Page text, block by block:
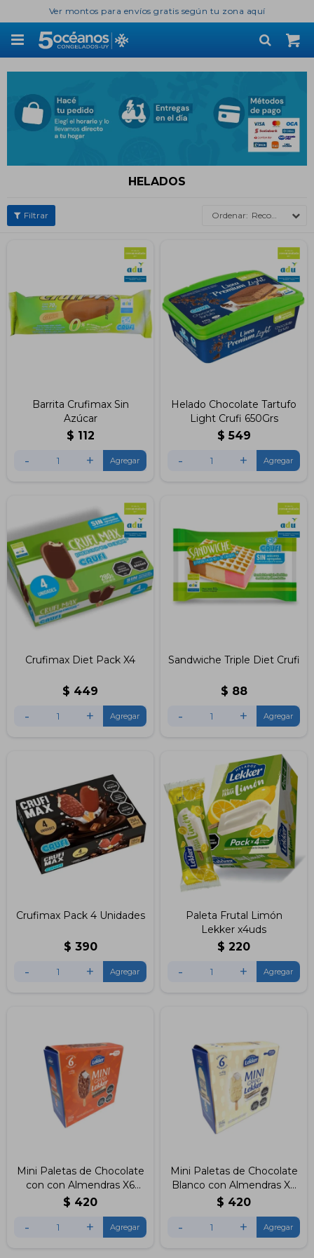
Ver montos para envíos gratis según tu zona aquí

HELADOS
Recomendados
Barrita Crufimax Sin
Azúcar
$ 112
- +
Helado Chocolate Tartufo
Light Crufi 650Grs
$ 549
- +
Crufimax Diet Pack X4
$ 449
- +
Sandwiche Triple Diet Crufi
$ 88
- +
Crufimax Pack 4 Unidades
$ 390
- +
Paleta Frutal Limón
Lekker x4uds
$ 220
- +
Mini Paletas de Chocolate
con con Almendras X6
Unidades Lekker
$ 420
- +
Mini Paletas de Chocolate
Blanco con Almendras X6
Lekker
$ 420
- +